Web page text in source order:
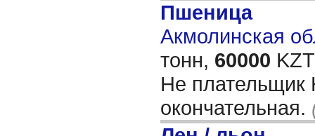
Пшеница
Акмолинская
тонн, 60000
Не
окончательная.